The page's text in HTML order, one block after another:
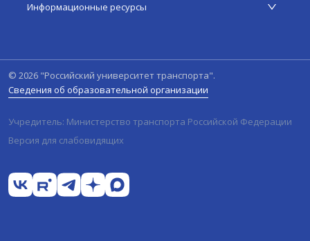
Информационные ресурсы
© 2026 "Российский университет транспорта".
Сведения об образовательной организации
Учредитель: Министерство транспорта Российской Федерации
Версия для слабовидящих